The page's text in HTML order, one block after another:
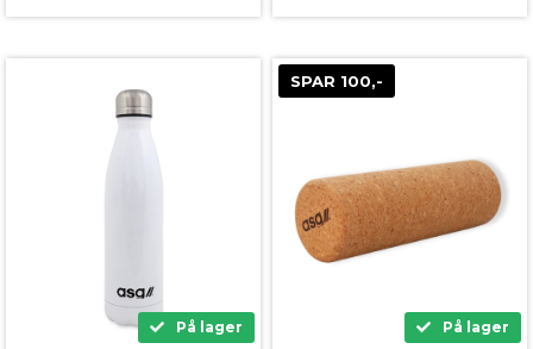
På lager
SPAR 100,-
På lager